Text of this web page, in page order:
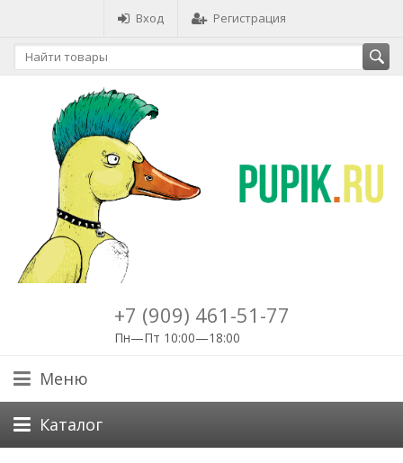
Вход Регистрация
+7 (909) 461-51-77
Пн—Пт 10:00—18:00
Меню
Каталог